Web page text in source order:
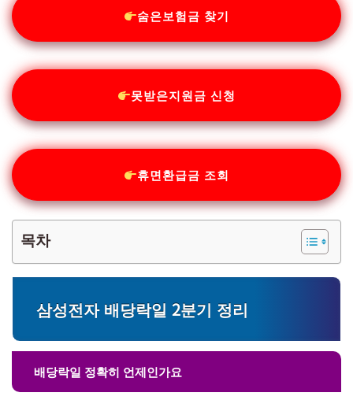
숨은보험금 찾기
못받은지원금 신청
휴면환급금 조회
목차
삼성전자 배당락일 2분기 정리
배당락일 정확히 언제인가요